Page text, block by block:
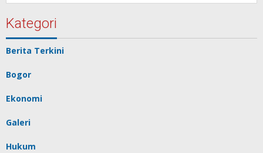
Kategori
Berita Terkini
Bogor
Ekonomi
Galeri
Hukum